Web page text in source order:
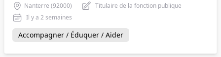
Nanterre (92000)
Titulaire de la fonction publique
Il y a 2 semaines
Accompagner / Éduquer / Aider